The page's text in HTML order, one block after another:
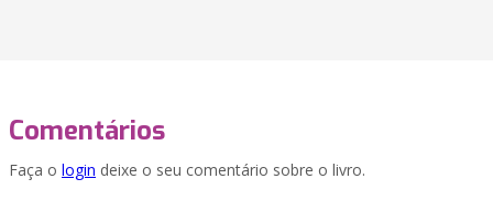
Comentários
Faça o login deixe o seu comentário sobre o livro.